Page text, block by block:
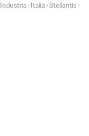
Industria·Italia·Stellantis·